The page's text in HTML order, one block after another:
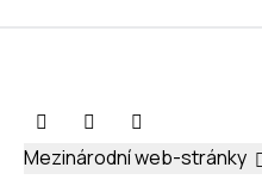
Mezinárodní web-stránky